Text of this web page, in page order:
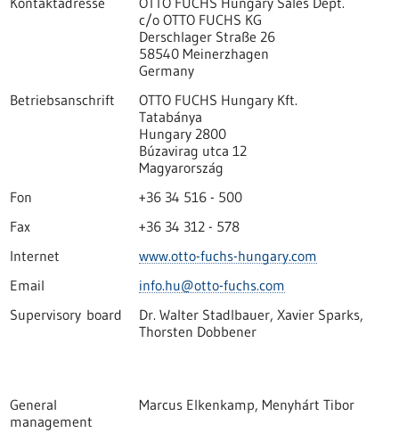
c/o OTTO FUCHS KG
Derschlager Straße 26
58540 Meinerzhagen
Germany
Betriebsanschrift
OTTO FUCHS Hungary Kft.
Tatabánya
Hungary 2800
Búzavirag utca 12
Magyarország
Fon
+36 34 516 - 500
Fax
+36 34 312 - 578
Internet
www.otto-fuchs-hungary.com
Email
info.hu@otto-fuchs.com
Supervisory board
Dr. Walter Stadlbauer, Xavier Sparks,
Thorsten Dobbener
General
management
Marcus Elkenkamp, Menyhárt Tibor